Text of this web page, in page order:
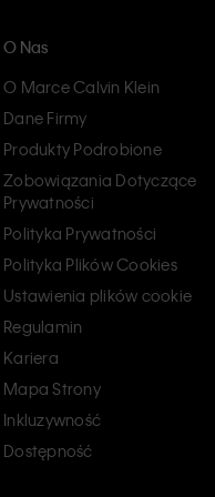
O Nas
O Marce Calvin Klein
Dane Firmy
Produkty Podrobione
Zobowiązania Dotyczące
Prywatności
Polityka Prywatności
Polityka Plików Cookies
Ustawienia plików cookie
Regulamin
Kariera
Mapa Strony
Inkluzywność
Dostępność